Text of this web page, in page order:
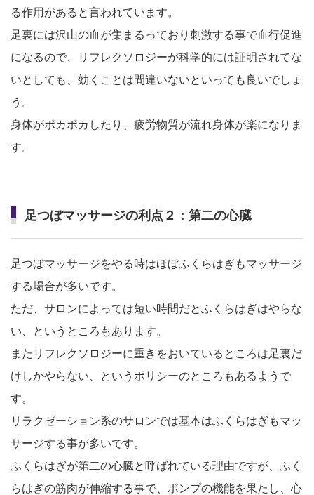
る作用があると言われています。
足裏には沢山の血が集まるっており刺激する事で血行促進
になるので、リフレクソロジーが科学的には証明されてな
いとしても、効くことは間違いないといっても良いでしょ
う。
身体がポカポカしたり、疲労物質が流れ身体が楽になりま
す。
足つぼマッサージの利点２：第二の心臓
足つぼマッサージをやる時はほぼふくらはぎもマッサージ
する場合が多いです。
ただ、サロンによっては短い時間だとふくらはぎはやらな
い、というところもあります。
またリフレクソロジーに重きをおいているところは足裏だ
けしかやらない、というポリシーのところもあるようで
す。
リラクゼーション系のサロンでは基本はふくらはぎもマッ
サージする事が多いです。
ふくらはぎが第二の心臓と呼ばれている理由ですが、ふく
らはぎの筋肉が伸縮する事で、ポンプの機能を果たし、心